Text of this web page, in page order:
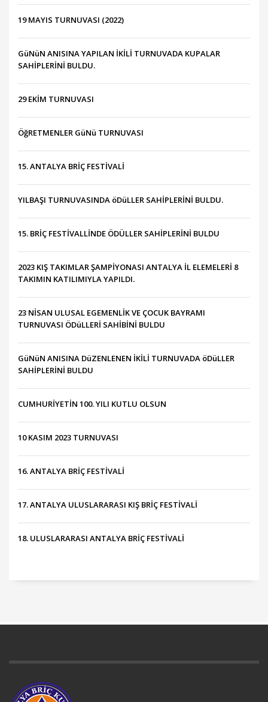
19 MAYIS TURNUVASI (2022)
GüNüN ANISINA YAPILAN İKİLİ TURNUVADA KUPALAR
SAHİPLERİNİ BULDU.
29 EKİM TURNUVASI
ÖğRETMENLER GüNü TURNUVASI
15. ANTALYA BRİÇ FESTİVALİ
YILBAŞI TURNUVASINDA öDüLLER SAHİPLERİNİ BULDU.
15. BRİÇ FESTİVALLİNDE ÖDÜLLER SAHİPLERİNİ BULDU
2023 KIŞ TAKIMLAR ŞAMPİYONASI ANTALYA İL ELEMELERİ 8
TAKIMIN KATILIMIYLA YAPILDI.
23 NİSAN ULUSAL EGEMENLİK VE ÇOCUK BAYRAMI
TURNUVASI ÖDüLLERİ SAHİBİNİ BULDU
GüNüN ANISINA DüZENLENEN İKİLİ TURNUVADA öDüLLER
SAHİPLERİNİ BULDU
CUMHURİYETİN 100. YILI KUTLU OLSUN
10 KASIM 2023 TURNUVASI
16. ANTALYA BRİÇ FESTİVALİ
17. ANTALYA ULUSLARARASI KIŞ BRİÇ FESTİVALİ
18. ULUSLARARASI ANTALYA BRİÇ FESTİVALİ